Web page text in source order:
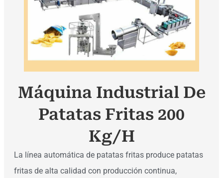
Máquina Industrial De
Patatas Fritas 200
Kg/h
La línea automática de patatas fritas produce patatas
fritas de alta calidad con producción continua,